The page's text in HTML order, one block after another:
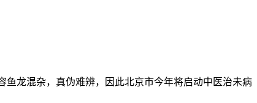
龙混杂，真伪难辨，因此北京市今年将启动中医治未病